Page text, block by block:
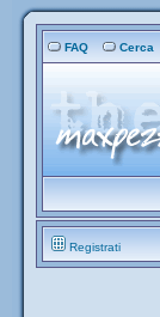
FAQ Cerca
Registrati